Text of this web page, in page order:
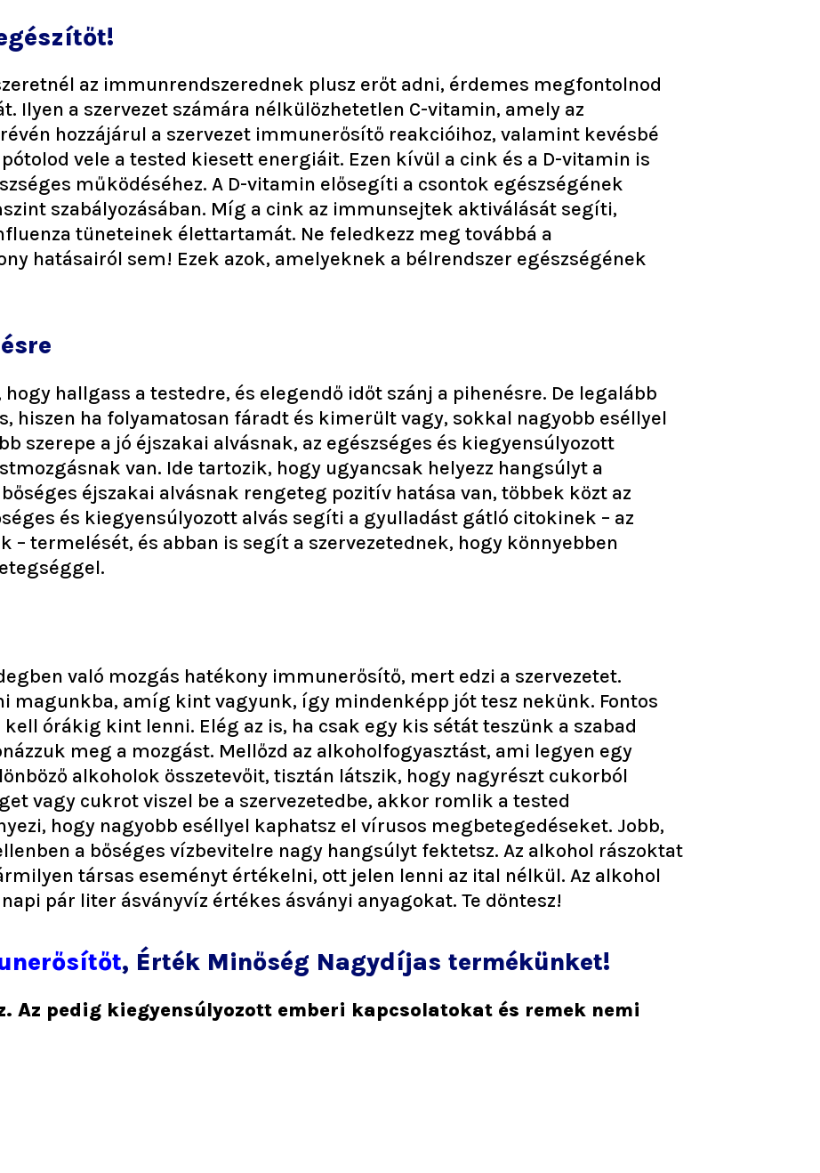
az immunrendszerednek plusz erőt adni, érdemes megfontolnod
Ilyen a szervezet számára nélkülözhetetlen C-vitamin, amely az
hozzájárul a szervezet immunerősítő reakcióihoz, valamint kevésbé
vele a tested kiesett energiáit. Ezen kívül a cink és a D-vitamin is
működéséhez. A D-vitamin elősegíti a csontok egészségének
szabályozásában. Míg a cink az immunsejtek aktiválását segíti,
tüneteinek élettartamát. Ne feledkezz meg továbbá a
hatásairól sem! Ezek azok, amelyeknek a bélrendszer egészségének
hallgass a testedre, és elegendő időt szánj a pihenésre. De legalább
hiszen ha folyamatosan fáradt és kimerült vagy, sokkal nagyobb eséllyel
szerepe a jó éjszakai alvásnak, az egészséges és kiegyensúlyozott
van. Ide tartozik, hogy ugyancsak helyezz hangsúlyt a
éjszakai alvásnak rengeteg pozitív hatása van, többek közt az
és kiegyensúlyozott alvás segíti a gyulladást gátló citokinek – az
termelését, és abban is segít a szervezetednek, hogy könnyebben
való mozgás hatékony immunerősítő, mert edzi a szervezetet.
magunkba, amíg kint vagyunk, így mindenképp jót tesz nekünk. Fontos
órákig kint lenni. Elég az is, ha csak egy kis sétát teszünk a szabad
meg a mozgást. Mellőzd az alkoholfogyasztást, ami legyen egy
alkoholok összetevőit, tisztán látszik, hogy nagyrészt cukorból
vagy cukrot viszel be a szervezetedbe, akkor romlik a tested
hogy nagyobb eséllyel kaphatsz el vírusos megbetegedéseket. Jobb,
a bőséges vízbevitelre nagy hangsúlyt fektetsz. Az alkohol rászoktat
társas eseményt értékelni, ott jelen lenni az ital nélkül. Az alkohol
pár liter ásványvíz értékes ásványi anyagokat. Te döntesz!
, Érték Minőség Nagydíjas termékünket!
Az pedig kiegyensúlyozott emberi kapcsolatokat és remek nemi